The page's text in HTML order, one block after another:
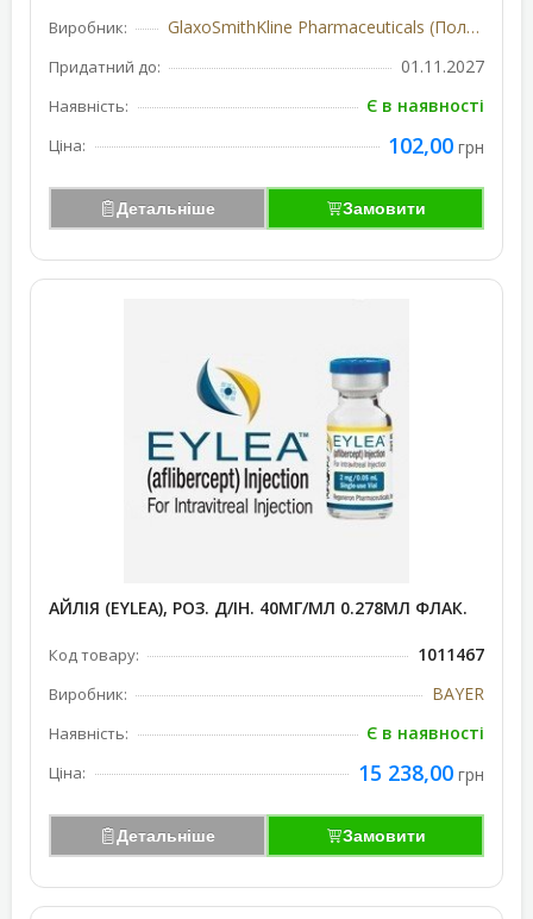
Виробник: GlaxoSmithKline Pharmaceuticals (Польща)
Придатний до: 01.11.2027
Наявність: Є в наявності
Ціна: 102,00 грн
Детальніше Замовити
АЙЛІЯ (EYLEA), РОЗ. Д/ІН. 40МГ/МЛ 0.278МЛ ФЛАК.
Код товару: 1011467
Виробник: BAYER
Наявність: Є в наявності
Ціна: 15 238,00 грн
Детальніше Замовити